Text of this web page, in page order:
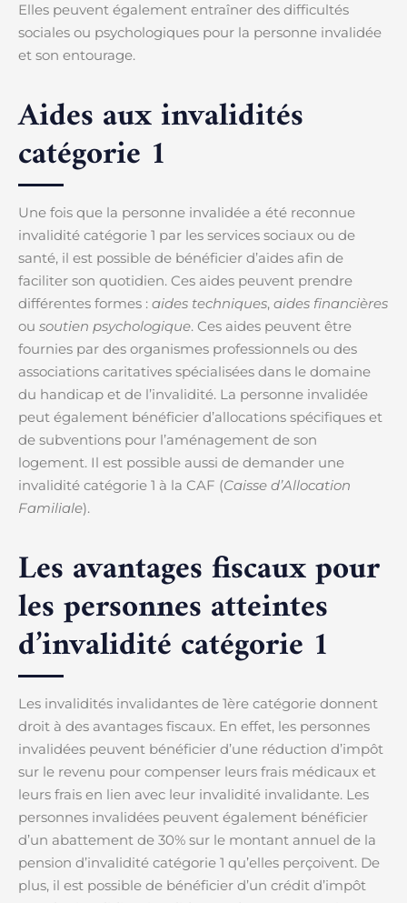
Elles peuvent également entraîner des difficultés
sociales ou psychologiques pour la personne invalidée
et son entourage.
Aides aux invalidités
catégorie 1
Une fois que la personne invalidée a été reconnue
invalidité catégorie 1 par les services sociaux ou de
santé, il est possible de bénéficier d’aides afin de
faciliter son quotidien. Ces aides peuvent prendre
différentes formes : aides techniques, aides financières
ou soutien psychologique. Ces aides peuvent être
fournies par des organismes professionnels ou des
associations caritatives spécialisées dans le domaine
du handicap et de l’invalidité. La personne invalidée
peut également bénéficier d’allocations spécifiques et
de subventions pour l’aménagement de son
logement. Il est possible aussi de demander une
invalidité catégorie 1 à la CAF (Caisse d’Allocation
Familiale).
Les avantages fiscaux pour
les personnes atteintes
d’invalidité catégorie 1
Les invalidités invalidantes de 1ère catégorie donnent
droit à des avantages fiscaux. En effet, les personnes
invalidées peuvent bénéficier d’une réduction d’impôt
sur le revenu pour compenser leurs frais médicaux et
leurs frais en lien avec leur invalidité invalidante. Les
personnes invalidées peuvent également bénéficier
d’un abattement de 30% sur le montant annuel de la
pension d’invalidité catégorie 1 qu’elles perçoivent. De
plus, il est possible de bénéficier d’un crédit d’impôt